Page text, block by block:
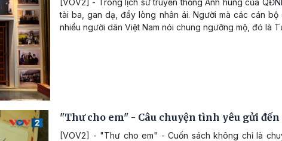
[VOV2] - Trong lịch sử truyền thống Anh hùng của
tài ba, gan dạ, đầy lòng nhân ái. Người mà các cán bộ
nhiều người dân Việt Nam nói chung ngưỡng mộ, đó là
"Thư cho em" - Câu chuyện tình yêu gửi đến
[VOV2] - "Thư cho em" - Cuốn sách không chỉ là